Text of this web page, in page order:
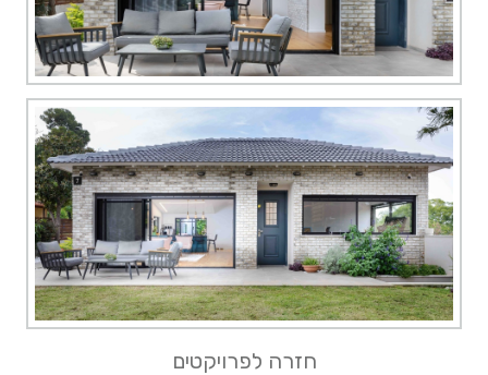
חזרה לפרויקטים